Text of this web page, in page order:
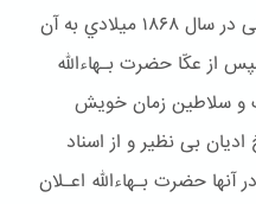
حضرت بـهاءالله بعنوان یک زندانی در سال ۱۸۶۸ ميلادي به آن
از عکّا حضرت بـهاءالله
و سلاطین زمان خویش
بی نظیر و از اسناد
حضرت بـهاءالله اعـلان